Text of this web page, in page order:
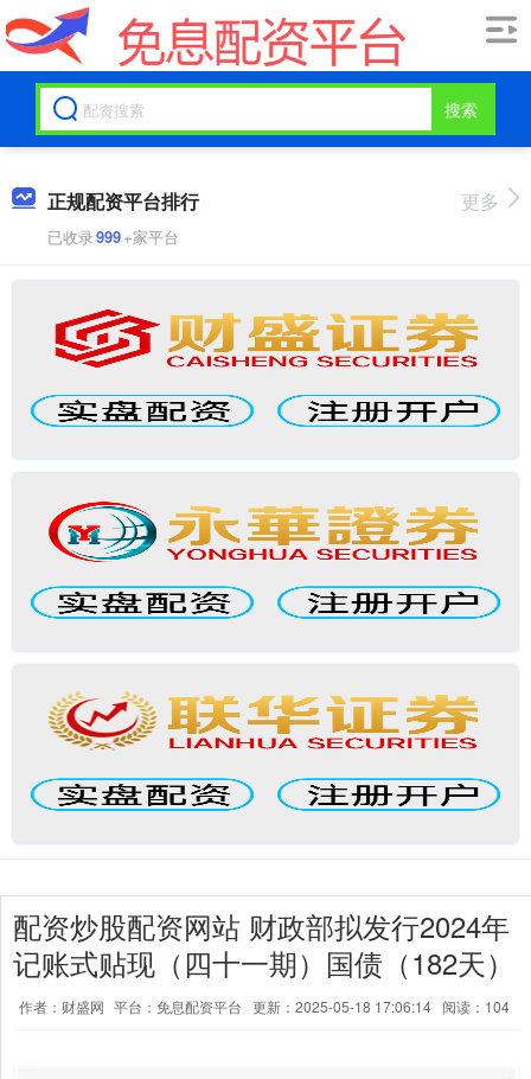
搜索
正规配资平台排行
已收录999+家平台
更多
配资炒股配资网站 财政部拟发行2024年
记账式贴现（四十一期）国债（182天）
作者：财盛网 平台：免息配资平台 更新：2025-05-18 17:06:14 阅读：104